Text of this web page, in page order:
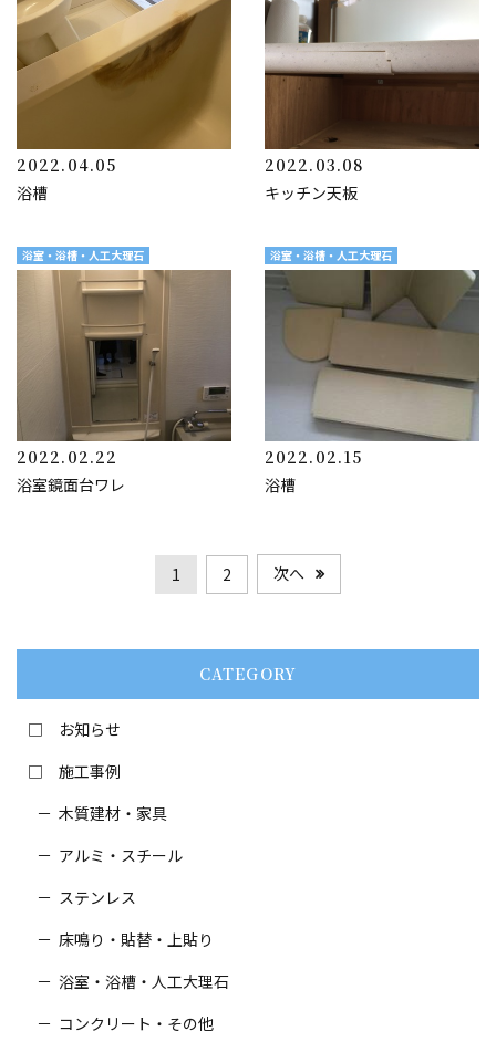
2022.04.05
浴槽
2022.03.08
キッチン天板
浴室・浴槽・人工大理石
2022.02.22
浴室鏡面台ワレ
浴室・浴槽・人工大理石
2022.02.15
浴槽
1 2 次へ
CATEGORY
お知らせ
施工事例
木質建材・家具
アルミ・スチール
ステンレス
床鳴り・貼替・ 上貼り
浴室・浴槽・人工大理石
コンクリート・その他